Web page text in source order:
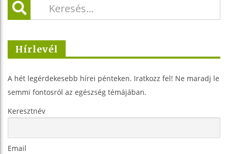
Hírlevél
A hét legérdekesebb hírei pénteken. Iratkozz fel! Ne maradj le
semmi fontosról az egészség témájában.
Keresztnév
Email